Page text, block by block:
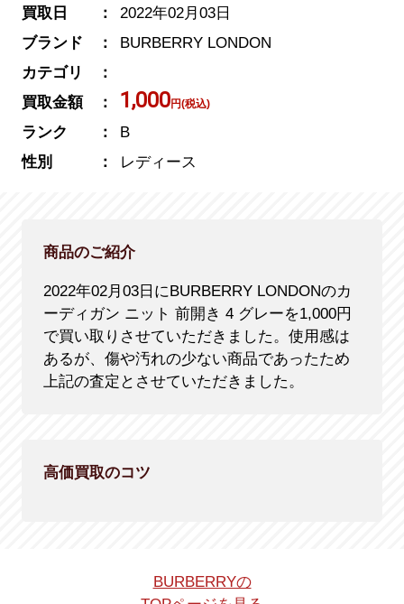
買取日
2022年02月03日
ブランド
BURBERRY LONDON
カテゴリ
買取金額
1,000円(税込)
ランク
B
性別
レディース
商品のご紹介
2022年02月03日にBURBERRY LONDONのカ
ーディガン ニット 前開き 4 グレーを1,000円
で買い取りさせていただきました。使用感は
あるが、傷や汚れの少ない商品であったため
上記の査定とさせていただきました。
高価買取のコツ
BURBERRYの